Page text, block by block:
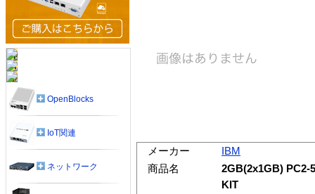
メーカー
IBM
商品名
2GB(2x1GB) PC2-
KIT
OpenBlocks
IoT関連
ネットワーク